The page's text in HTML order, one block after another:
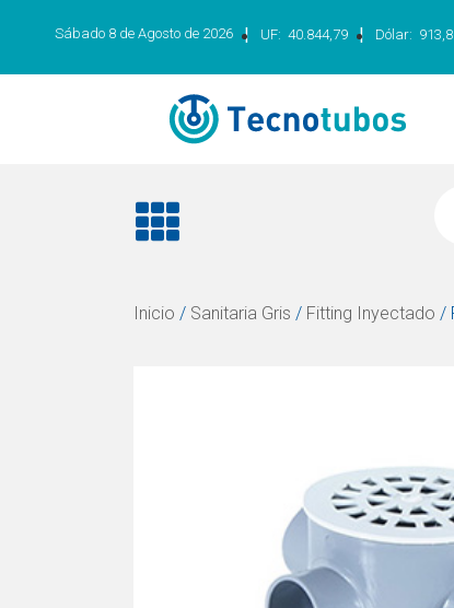
Sábado 8 de Agosto de 2026 | UF: 40.844,79 | Dólar:
Inicio / Sanitaria Gris / Fitting Inyectado /